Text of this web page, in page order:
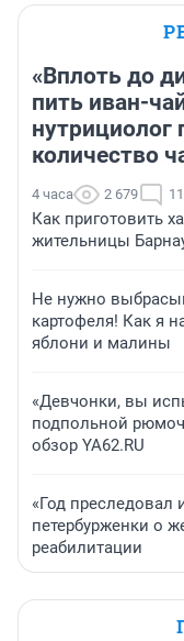
«Вплоть до
пить иван-
нутрициолог
количество
4 часа 2 679 11
Как приготовить
жительницы
Не нужно
картофеля! Как я
яблони и малины
«Девчонки, вы
подпольной
обзор YA62.RU
«Год преследовал
петербурженки о
реабилитации